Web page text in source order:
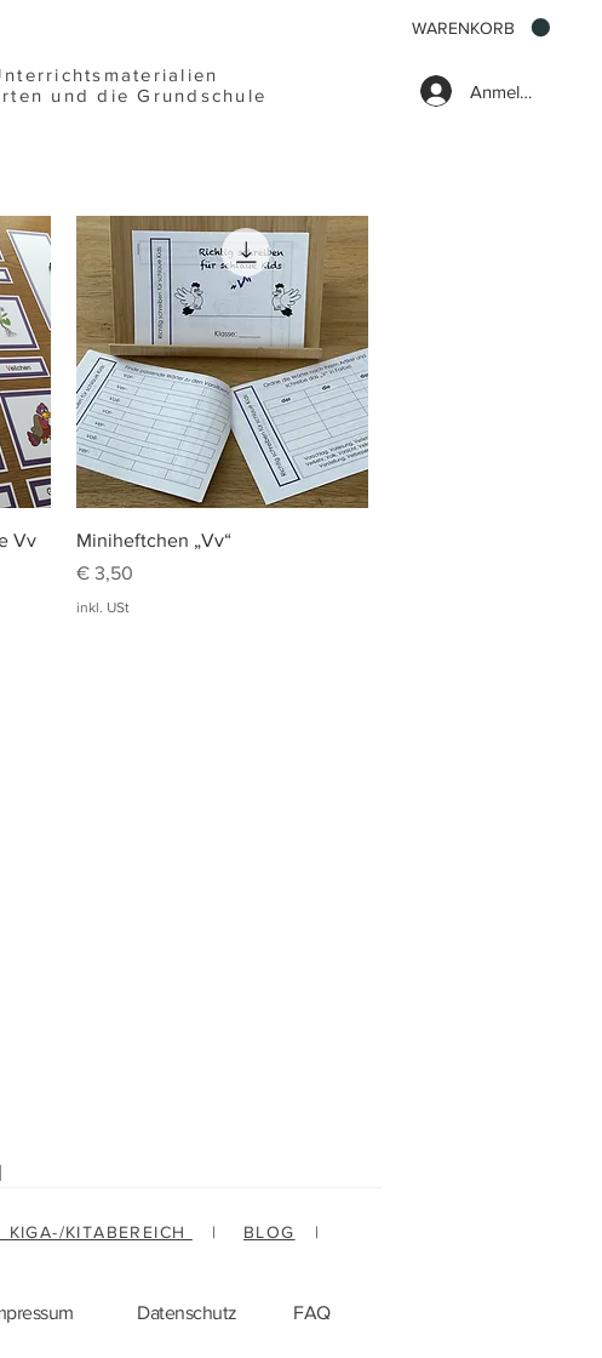
Anmelden
WARENKORB
und die Grundschule
Vv
Schnellansicht
Miniheftchen „Vv“
Preis
€ 3,50
inkl. USt
KIGA-/KITABEREICH | BLOG
|
Datenschutz FAQ